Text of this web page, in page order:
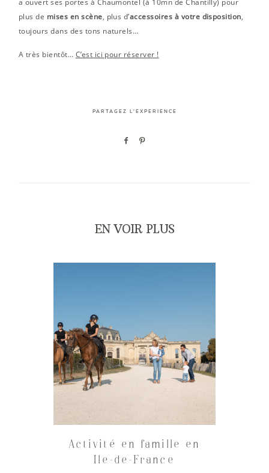
plus de mises en scène, plus d’accessoires à votre disposition,
toujours dans des tons naturels…
A très bientôt… C’est ici pour réserver !
PARTAGEZ L'EXPERIENCE
EN VOIR PLUS
Activité en famille en
Ile-de-France